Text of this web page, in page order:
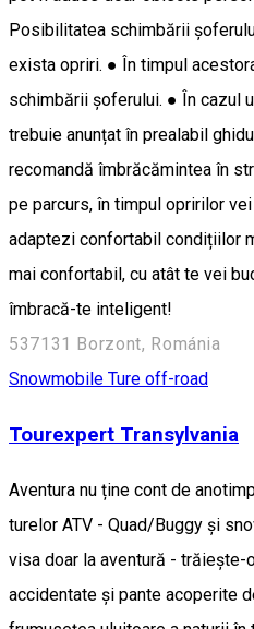
Posibilitatea schimbării
exista opriri. ● În timpul
schimbării șoferului. ● În cazul
trebuie anunțat în prealabil
recomandă îmbrăcămintea în
pe parcurs, în timpul opririlor
adaptezi confortabil condițiilor
mai confortabil, cu atât te vei
îmbracă-te inteligent!
537131 Borzont, Románia
Snowmobile Ture off-road
Tourexpert Transylvania
Aventura nu ține cont de
turelor ATV - Quad/Buggy și
visa doar la aventură -
accidentate și pante acoperite